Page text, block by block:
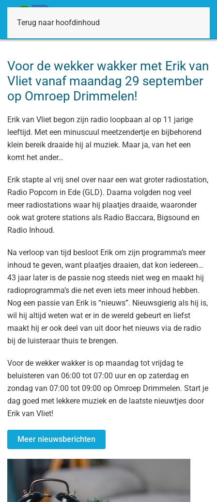
Terug naar hoofdinhoud
Voor de wekker wakker met Erik van
Vliet vanaf maandag 29 september
op Omroep Drimmelen!
Erik van Vliet begon zijn radio loopbaan al op 11 jarige
leeftijd. Met een minuscuul meetzendertje en bijbehorend
klein bereik draaide hij al muziek. Maar ja, van het een
komt het ander…
Erik stapte al vrij snel over naar een wat groter radiostation,
Radio Popcorn in Ede (GLD). Daarna volgden nog veel
meer radiostations waar hij plaatjes draaide, waaronder
ook wat grotere stations als Radio Baccara, Bigsound en
Radio Inhoud.
Na verloop van tijd besloot Erik om zijn programma’s meer
inhoud te geven, want plaatjes draaien, dat kon iedereen…
43 jaar later is de passie nog steeds niet weg en maakt hij
radioprogramma’s die net even iets meer inhoud hebben.
Nog een passie van Erik is “nieuws”. Nieuwsgierig als hij is,
wil hij altijd weten wat er in de wereld gebeurt en liefst
maakt hij er ook deel van uit door het nieuws via de radio
bij de luisteraar thuis te brengen.
Voor de wekker wakker is op maandag tot vrijdag te
beluisteren van 06:00 tot 07:00 uur en op zaterdag en
zondag van 07:00 tot 09:00 op Omroep Drimmelen. Start je
dag goed met lekkere muziek en de laatste nieuwtjes door
Erik van Vliet!
Meer nieuwsberichten